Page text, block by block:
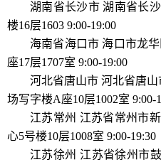
湖南省长沙市 湖南省长
楼16层1603 9:00-19:00
海南省海口市 海口市龙
座17层1707室 9:00-19:00
河北省唐山市 河北省唐
场写字楼A座10层1002室 9:00-
江苏常州 江苏省常州市
心5号楼10层1008室 9:00-19:30
江苏徐州 江苏省徐州市